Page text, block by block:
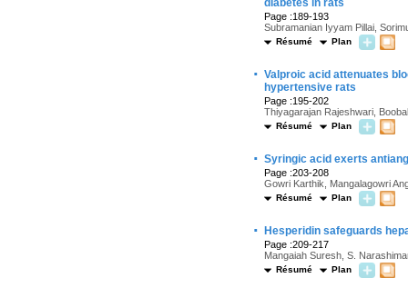
diabetes in rats
Page :189-193
Subramanian Iyyam Pillai,
Résumé Plan
· Valproic acid attenuates
hypertensive rats
Page :195-202
Thiyagarajan Rajeshwari,
Résumé Plan
· Syringic acid exerts
Page :203-208
Gowri Karthik, Mangalagowri
Résumé Plan
· Hesperidin safeguards
Page :209-217
Mangaiah Suresh, S.
Résumé Plan